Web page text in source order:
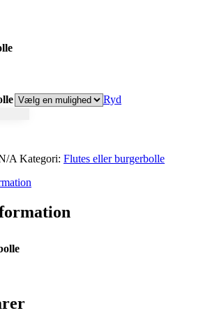
Ryd
A Kategori: Flutes eller burgerbolle